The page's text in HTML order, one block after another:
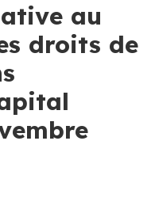
au
droits de